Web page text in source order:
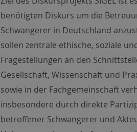
benötigten Diskurs um die
Schwangerer in Deutschland
sollen zentrale ethische, soziale
Fragestellungen an den
Gesellschaft, Wissenschaft und
sowie in der Fachgemeinschaft
insbesondere durch direkte
betroffener Schwangerer und